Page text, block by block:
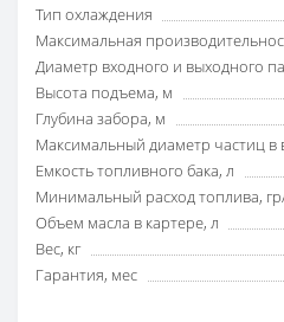
Тип охлаждения
Максимальная
Диаметр входного и выходного
Высота подъема, м
Глубина забора, м
Максимальный диаметр частиц в
Емкость топливного бака, л
Минимальный расход топлива,
Объем масла в картере, л
Вес, кг
Гарантия, мес